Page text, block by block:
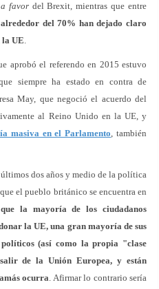
a favordel Brexit, mientras que entre
alrededor del 70% han dejado claro
la UE.
aprobó el referendo en 2015 estuvo
siempre ha estado en contra de
May, que negoció el acuerdo del
al Reino Unido en la UE, y
masiva en el Parlamento, también
dos años y medio de la política
el pueblo británico se encuentra en
la mayoría de los ciudadanos
la UE, una gran mayoría de sus
(así como la propia "clase
de la Unión Europea, y están
ocurra. Afirmar lo contrario sería